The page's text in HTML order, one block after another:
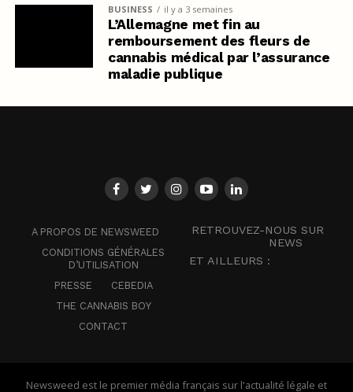
BUSINESS il y a 3 semaines
L’Allemagne met fin au
remboursement des fleurs de
cannabis médical par l’assurance
maladie publique
A PROPOS DE NEWSWEED
CONDITIONS GÉNÉRALES
D’UTILISATION
PRESSE
CEBEDIA
THE CANNABIS BOY
CONTACT
RETROUVEZ-NOUS SUR
NEWS
ET AILLEURS :
Newsweed est le premier média français sur l'actualité légale et